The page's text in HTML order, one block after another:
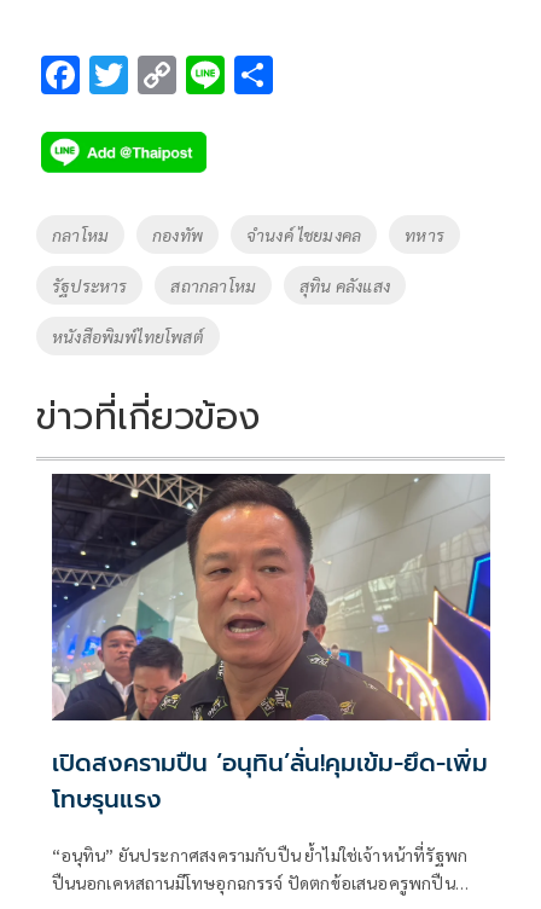
F
e
b
o
o
k
T
tt
er
C
p
y
Li
k
Li
Tags
กลาโหม กองทัพ จำนงค์ ไชยมงคล ทหาร
รัฐประหาร สถากลาโหม สุทิน คลังแสง
หนังสือพิมพ์ไทยโพสต์
ข่าวที่เกี่ยวข้อง
เปิดสงครามปืน ‘อนุทิน’ลั่น!คุมเข้ม-ยึด-เพิ่ม
โทษรุนแรง
“อนุทิน” ยันประกาศสงครามกับปืน ย้ำไม่ใช่เจ้าหน้าที่รัฐพก
ปืนนอกเคหสถานมีโทษอุกฉกรรจ์ ปัดตกข้อเสนอครูพกปืน